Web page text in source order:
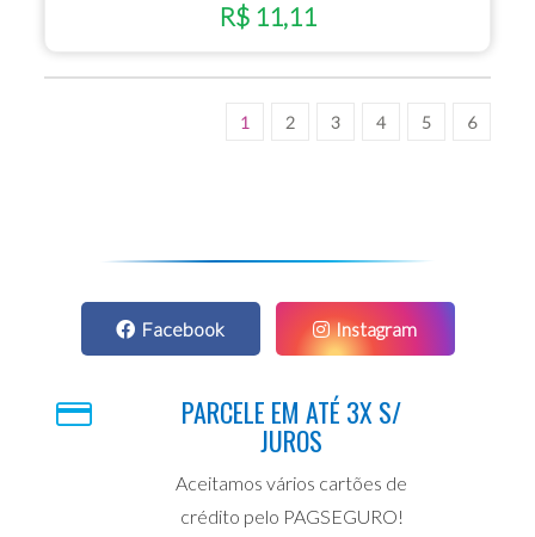
R$ 11,11
1 2 3 4 5 6
Facebook Instagram
PARCELE EM ATÉ 3X S/
JUROS
Aceitamos vários cartões de
crédito pelo PAGSEGURO!